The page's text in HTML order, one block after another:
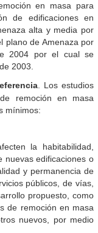
en masa para
de edificaciones en
alta y media por
plano de Amenaza por
2004 por el cual se
2003.
. Los estudios
remoción en masa
mínimos:
la habitabilidad,
nuevas edificaciones o
y permanencia de
públicos, de vías,
propuesto, como
de remoción en masa
nuevos, por medio